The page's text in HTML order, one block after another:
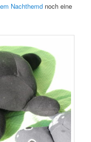
Nachthemd noch eine